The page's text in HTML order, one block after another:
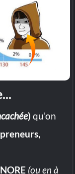
) qu'on
(ou en à